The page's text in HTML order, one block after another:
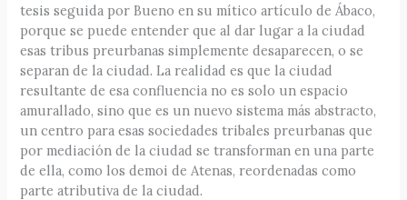
tesis seguida por Bueno en su mítico artículo de Ábaco,
porque se puede entender que al dar lugar a la ciudad
esas tribus preurbanas simplemente desaparecen, o se
separan de la ciudad. La realidad es que la ciudad
resultante de esa confluencia no es solo un espacio
amurallado, sino que es un nuevo sistema más abstracto,
un centro para esas sociedades tribales preurbanas que
por mediación de la ciudad se transforman en una parte
de ella, como los demoi de Atenas, reordenadas como
parte atributiva de la ciudad.